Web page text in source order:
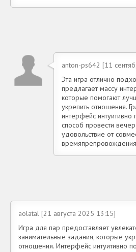
anton-ps642 [11
Эта игра отлично
предлагает массу
которые помогают
укрепить отношения.
интерфейс интуитивно
способ провести
удовольствие от
aolatal [21 августа 2025 13:15]
Игра для пар предоставляет
занимательные задания, которые
отношения. Интерфейс интуитивно